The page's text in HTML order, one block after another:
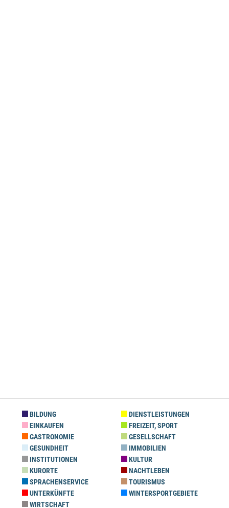
BILDUNG
DIENSTLEISTUNGEN
EINKAUFEN
FREIZEIT, SPORT
GASTRONOMIE
GESELLSCHAFT
GESUNDHEIT
IMMOBILIEN
INSTITUTIONEN
KULTUR
KURORTE
NACHTLEBEN
SPRACHENSERVICE
TOURISMUS
UNTERKÜNFTE
WINTERSPORTGEBIETE
WIRTSCHAFT